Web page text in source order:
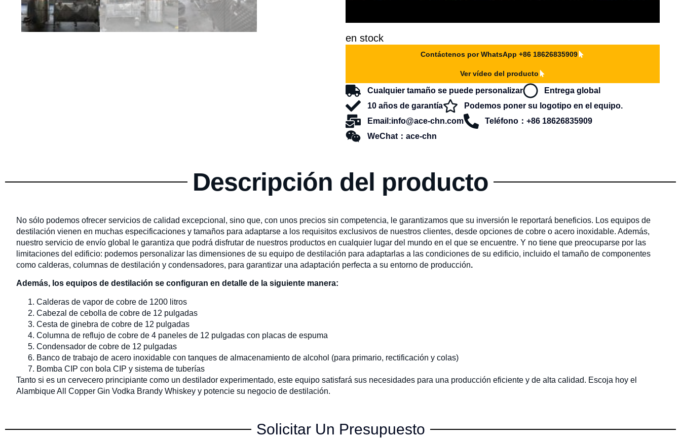
en stock
Contáctenos por WhatsApp +86 18626835909
Ver vídeo del producto
Cualquier tamaño se puede personalizar
Entrega global
10 años de garantía
Podemos poner su logotipo en el equipo.
Email:info@ace-chn.com
Teléfono：+86 18626835909
WeChat：ace-chn
Descripción del producto
No sólo podemos ofrecer servicios de calidad excepcional, sino que, con unos precios sin competencia, le garantizamos que su inversión le reportará beneficios. Los equipos de
destilación vienen en muchas especificaciones y tamaños para adaptarse a los requisitos exclusivos de nuestros clientes, desde opciones de cobre o acero inoxidable. Además,
nuestro servicio de envío global le garantiza que podrá disfrutar de nuestros productos en cualquier lugar del mundo en el que se encuentre. Y no tiene que preocuparse por las
limitaciones del edificio: podemos personalizar las dimensiones de su equipo de destilación para adaptarlas a las condiciones de su edificio, incluido el tamaño de componentes
como calderas, columnas de destilación y condensadores, para garantizar una adaptación perfecta a su entorno de producción.
Además, los equipos de destilación se configuran en detalle de la siguiente manera:
Calderas de vapor de cobre de 1200 litros
Cabezal de cebolla de cobre de 12 pulgadas
Cesta de ginebra de cobre de 12 pulgadas
Columna de reflujo de cobre de 4 paneles de 12 pulgadas con placas de espuma
Condensador de cobre de 12 pulgadas
Banco de trabajo de acero inoxidable con tanques de almacenamiento de alcohol (para primario, rectificación y colas)
Bomba CIP con bola CIP y sistema de tuberías
Tanto si es un cervecero principiante como un destilador experimentado, este equipo satisfará sus necesidades para una producción eficiente y de alta calidad. Escoja hoy el
Alambique All Copper Gin Vodka Brandy Whiskey y potencie su negocio de destilación.
Solicitar Un Presupuesto